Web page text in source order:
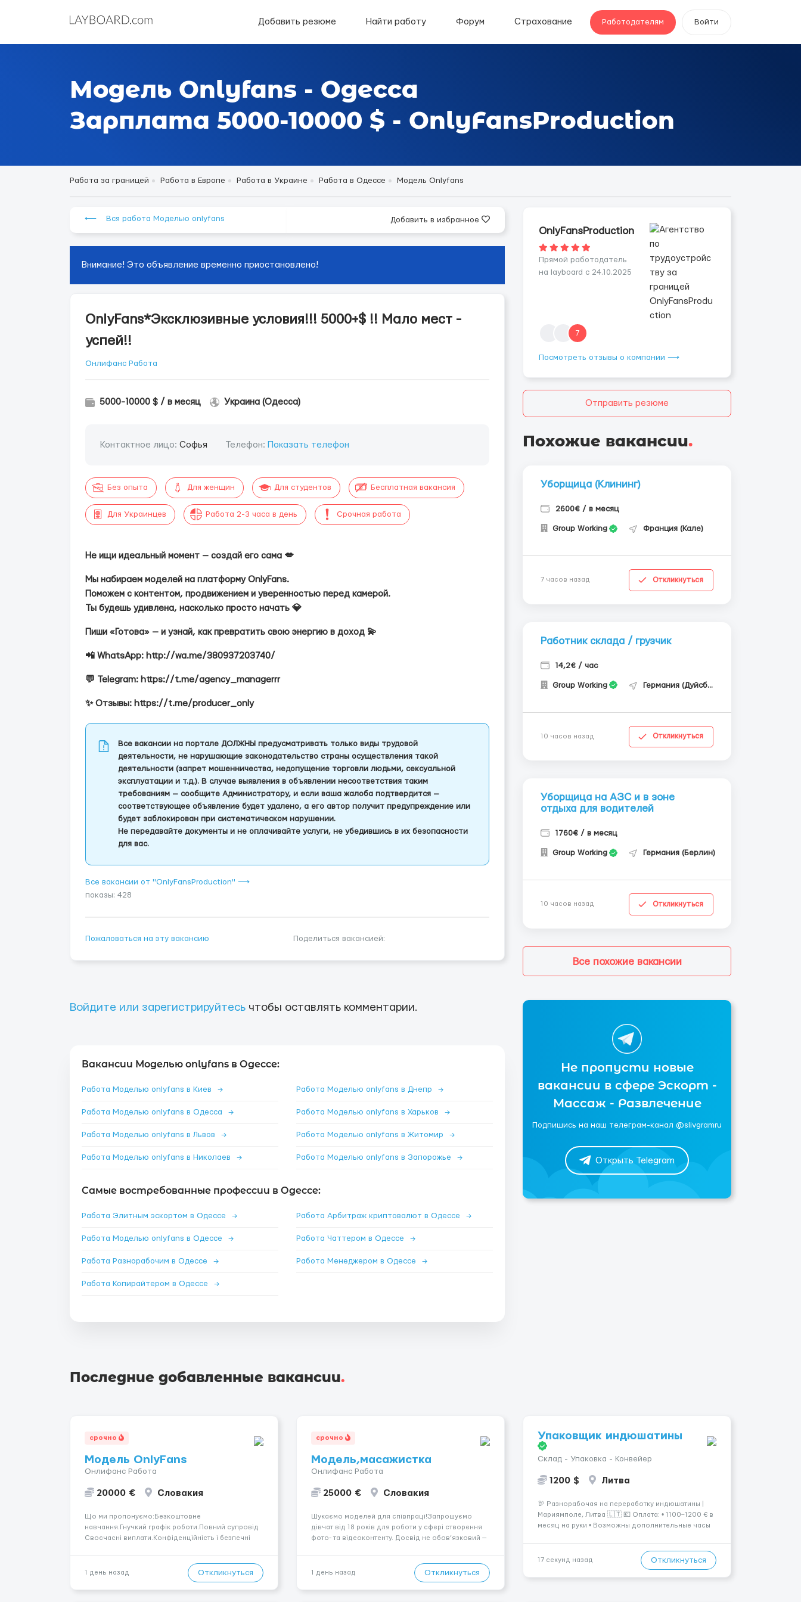
Добавить резюме Найти работу Форум Страхование Работодателям Войти
Модель Onlyfans - Одесса
Зарплата 5000-10000 $ - OnlyFansProduction
Работа за границей Работа в Европе Работа в Украине Работа в Одессе Модель Onlyfans
⟵ Вся работа Моделью onlyfans Добавить в избранное
Внимание! Это объявление временно приостановлено!
OnlyFans*Эксклюзивные условия!!! 5000+$ !! Мало мест -
успей!!
Онлифанс Работа
5000-10000 $ / в месяц Украина (Одесса)
Контактное лицо: Софья Телефон: Показать телефон
Без опыта Для женщин Для студентов Бесплатная вакансия
Для Украинцев Работа 2-3 часа в день Срочная работа
Не ищи идеальный момент — создай его сама 💋
Мы набираем моделей на платформу OnlyFans.
Поможем с контентом, продвижением и уверенностью перед камерой.
Ты будешь удивлена, насколько просто начать 💎
Пиши «Готова» — и узнай, как превратить свою энергию в доход 💫
📲 WhatsApp: http://wa.me/380937203740/
💬 Telegram: https://t.me/agency_managerrr
✨ Отзывы: https://t.me/producer_only
Все вакансии на портале ДОЛЖНЫ предусматривать только виды трудовой
деятельности, не нарушающие законодательство страны осуществления такой
деятельности (запрет мошенничества, недопущение торговли людьми, сексуальной
эксплуатации и т.д.). В случае выявления в объявлении несоответствия таким
требованиям — сообщите Администратору, и если ваша жалоба подтвердится —
соответствующее объявление будет удалено, а его автор получит предупреждение или
будет заблокирован при систематическом нарушении.
Не передавайте документы и не оплачивайте услуги, не убедившись в их безопасности
для вас.
Все вакансии от "OnlyFansProduction" ⟶
показы: 428
Пожаловаться на эту вакансию Поделиться вакансией:
Войдите или зарегистрируйтесь чтобы оставлять комментарии.
Вакансии Моделью onlyfans в Одессе:
Работа Моделью onlyfans в Киев → Работа Моделью onlyfans в Днепр →
Работа Моделью onlyfans в Одесса → Работа Моделью onlyfans в Харьков →
Работа Моделью onlyfans в Львов → Работа Моделью onlyfans в Житомир →
Работа Моделью onlyfans в Николаев → Работа Моделью onlyfans в Запорожье →
Самые востребованные профессии в Одессе:
Работа Элитным эскортом в Одессе → Работа Арбитраж криптовалют в Одессе →
Работа Моделью onlyfans в Одессе → Работа Чаттером в Одессе →
Работа Разнорабочим в Одессе → Работа Менеджером в Одессе →
Работа Копирайтером в Одессе →
OnlyFansProduction
Прямой работодатель
на layboard с 24.10.2025
7
Посмотреть отзывы о компании ⟶
Отправить резюме
Похожие вакансии.
Уборщица (Клининг)
2600€ / в месяц
Group Working Франция (Кале)
7 часов назад Откликнуться
Работник склада / грузчик
14,2€ / час
Group Working Германия (Дуйсбург)
10 часов назад Откликнуться
Уборщица на АЗС и в зоне
отдыха для водителей
1760€ / в месяц
Group Working Германия (Берлин)
10 часов назад Откликнуться
Все похожие вакансии
Не пропусти новые
вакансии в сфере Эскорт -
Массаж - Развлечение
Подпишись на наш телеграм-канал @slivgramru
Открыть Telegram
Последние добавленные вакансии.
срочно
Модель OnlyFans
Онлифанс Работа
20000 € Словакия
Що ми пропонуємо:Безкоштовне
навчання.Гнучкий графік роботи.Повний супровід
Своєчасні виплати.Конфіденційність і безпечні
розвиватися.Досвід не обов’язковий.Якщо вас
зацікавила вакансія — залишайте відгук, і ми
зв’яжемося ...
1 день назад Откликнуться
срочно
Модель,масажистка
Онлифанс Работа
25000 € Словакия
Шукаємо моделей для співпраці!Запрошуємо
дівчат від 18 років для роботи у сфері створення
фото- та відеоконтенту. Досвід не обов’язковий —
конфіденційність і професійну підтримку.
Працюємо офіційно, поважаємо особ...
1 день назад Откликнуться
Упаковщик индюшатины
Склад - Упаковка - Конвейер
1200 $ Литва
🦃 Разнорабочая на переработку индюшатины |
Мариямполе, Литва 🇱🇹 💶 Оплата: • 1100–1200 € в
месяц на руки • Возможны дополнительные часы
(иногда с 07:00...
17 секунд назад Откликнуться